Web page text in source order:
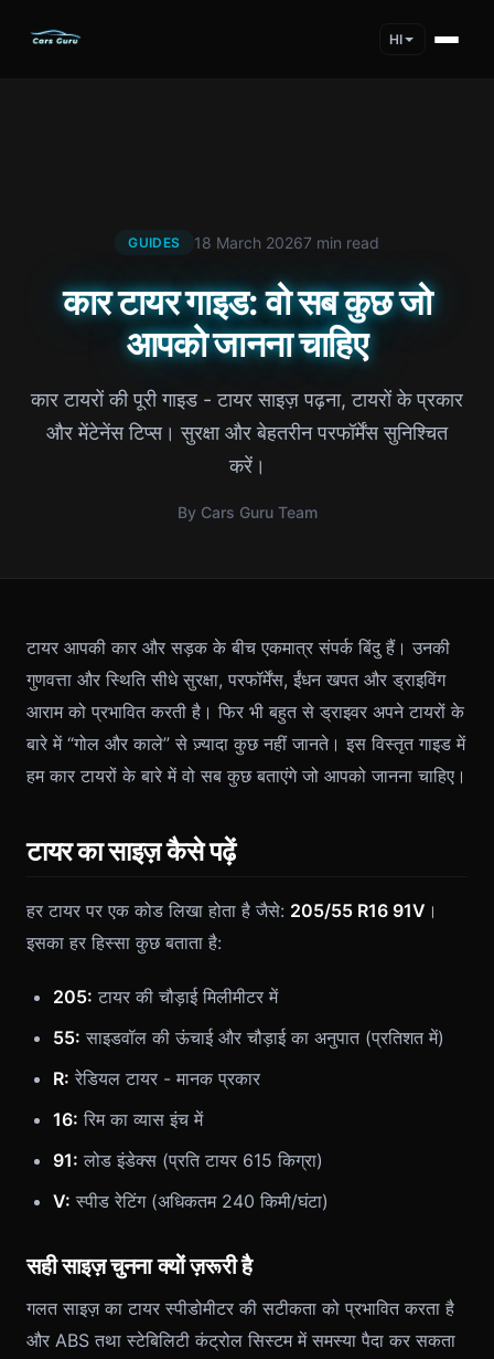
HI
GUIDES 18 March 20267 min read
कार टायर गाइड: वो सब कुछ जो
आपको जानना चाहिए
कार टायरों की पूरी गाइड - टायर साइज़ पढ़ना, टायरों के प्रकार
और मेंटेनेंस टिप्स। सुरक्षा और बेहतरीन परफॉर्मेंस सुनिश्चित
करें।
By Cars Guru Team
टायर आपकी कार और सड़क के बीच एकमात्र संपर्क बिंदु हैं। उनकी
गुणवत्ता और स्थिति सीधे सुरक्षा, परफॉर्मेंस, ईंधन खपत और ड्राइविंग
आराम को प्रभावित करती है। फिर भी बहुत से ड्राइवर अपने टायरों के
बारे में “गोल और काले” से ज़्यादा कुछ नहीं जानते। इस विस्तृत गाइड में
हम कार टायरों के बारे में वो सब कुछ बताएंगे जो आपको जानना चाहिए।
टायर का साइज़ कैसे पढ़ें
हर टायर पर एक कोड लिखा होता है जैसे: 205/55 R16 91V ।
इसका हर हिस्सा कुछ बताता है:
205: टायर की चौड़ाई मिलीमीटर में
55: साइडवॉल की ऊंचाई और चौड़ाई का अनुपात (प्रतिशत में)
R: रेडियल टायर - मानक प्रकार
16: रिम का व्यास इंच में
91: लोड इंडेक्स (प्रति टायर 615 किग्रा)
V: स्पीड रेटिंग (अधिकतम 240 किमी/घंटा)
सही साइज़ चुनना क्यों ज़रूरी है
गलत साइज़ का टायर स्पीडोमीटर की सटीकता को प्रभावित करता है
और ABS तथा स्टेबिलिटी कंट्रोल सिस्टम में समस्या पैदा कर सकता